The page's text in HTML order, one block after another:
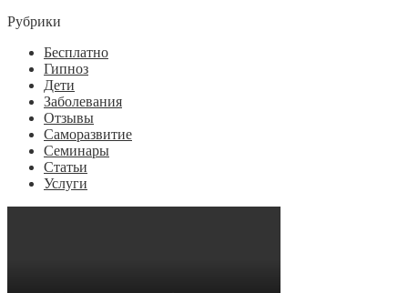
Рубрики
Бесплатно
Гипноз
Дети
Заболевания
Отзывы
Саморазвитие
Семинары
Статьи
Услуги